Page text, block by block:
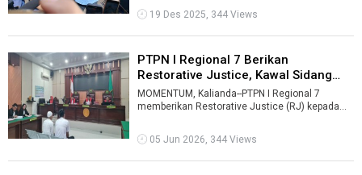
mant ...
19 Des 2025, 344 Views
PTPN I Regional 7 Berikan
Restorative Justice, Kawal Sidang
Kakek ...
MOMENTUM, Kalianda--PTPN I Regional 7
memberikan Restorative Justice (RJ) kepada
...
05 Jun 2026, 344 Views